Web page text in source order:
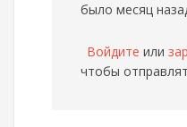
было месяц
Войдите или
чтобы